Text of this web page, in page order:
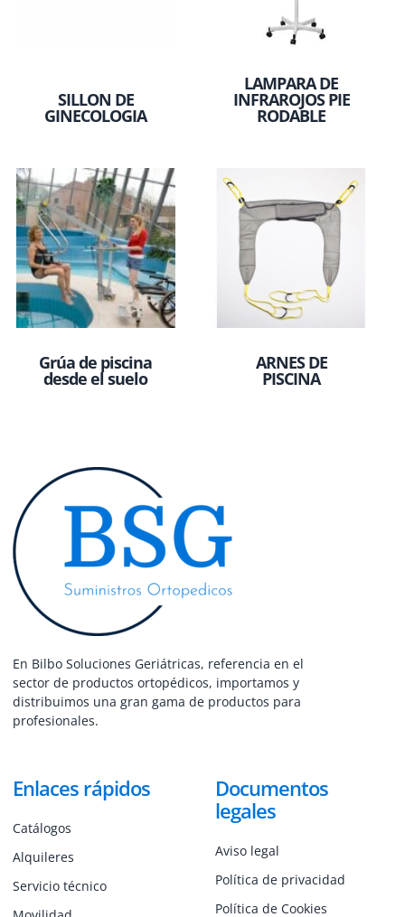
SILLON DE
GINECOLOGIA
LAMPARA DE
INFRAROJOS PIE
RODABLE
Grúa de piscina
desde el suelo
ARNES DE
PISCINA
En Bilbo Soluciones Geriátricas, referencia en el
sector de productos ortopédicos, importamos y
distribuimos una gran gama de productos para
profesionales.
Enlaces rápidos
Catálogos
Alquileres
Servicio técnico
Documentos
legales
Aviso legal
Política de privacidad
Política de Cookies